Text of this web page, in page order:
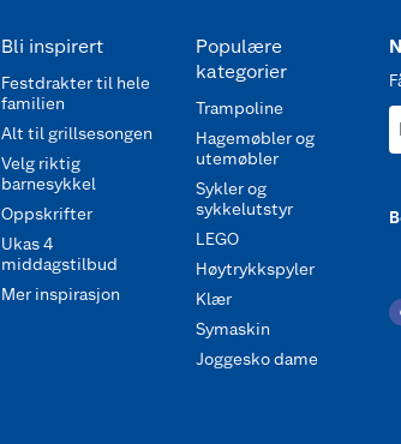
Bli inspirert
Festdrakter til hele
familien
Alt til grillsesongen
Velg riktig
barnesykkel
Oppskrifter
Ukas 4
middagstilbud
Mer inspirasjon
Populære
kategorier
Trampoline
Hagemøbler og
utemøbler
Sykler og
sykkelutstyr
LEGO
Høytrykkspyler
Klær
Symaskin
Joggesko dame